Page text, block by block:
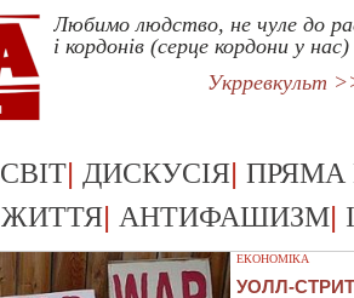
Любимо людство, не чуле до
і кордонів (серце кордони у нас)
Укрревкульт
СВІТ| ДИСКУСІЯ| ПРЯМА
ЖИТТЯ| АНТИФАШИЗМ|
ЕКОНОМІКА
УОЛЛ-